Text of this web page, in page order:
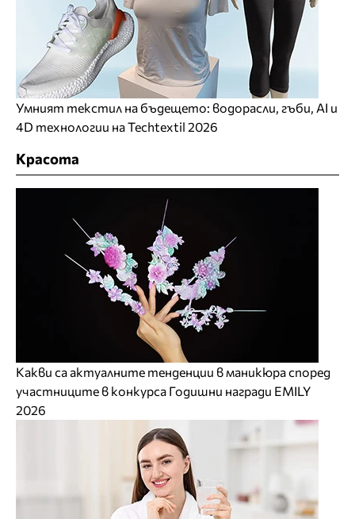
Умният текстил на бъдещето: водорасли, гъби, AI и
4D технологии на Techtextil 2026
Красота
Какви са актуалните тенденции в маникюра според
участниците в конкурса Годишни награди EMILY
2026